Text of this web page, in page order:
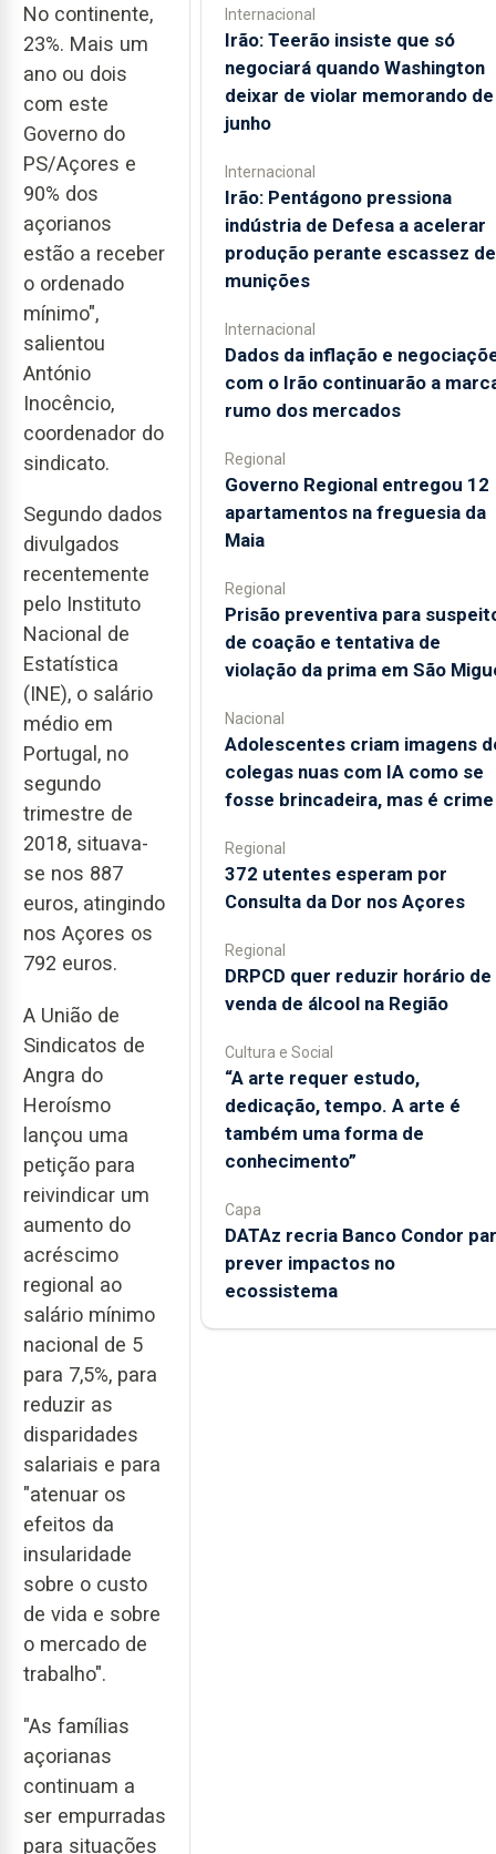
No continente,
23%. Mais um
ano ou dois
com este
Governo do
PS/Açores e
90% dos
açorianos
estão a receber
o ordenado
mínimo",
salientou
António
Inocêncio,
coordenador do
sindicato.
Segundo dados
divulgados
recentemente
pelo Instituto
Nacional de
Estatística
(INE), o salário
médio em
Portugal, no
segundo
trimestre de
2018, situava-
se nos 887
euros, atingindo
nos Açores os
792 euros.
A União de
Sindicatos de
Angra do
Heroísmo
lançou uma
petição para
reivindicar um
aumento do
acréscimo
regional ao
salário mínimo
nacional de 5
para 7,5%, para
reduzir as
disparidades
salariais e para
"atenuar os
efeitos da
insularidade
sobre o custo
de vida e sobre
o mercado de
trabalho".
"As famílias
açorianas
continuam a
ser empurradas
para situações
Internacional
Irão: Teerão insiste que só
negociará quando Washington
deixar de violar memorando de
junho
Internacional
Irão: Pentágono pressiona
indústria de Defesa a acelerar
produção perante escassez de
munições
Internacional
Dados da inflação e
com o Irão continuarão a
rumo dos mercados
Regional
Governo Regional entregou 12
apartamentos na freguesia da
Maia
Regional
Prisão preventiva para
de coação e tentativa de
violação da prima em São
Nacional
Adolescentes criam imagens
colegas nuas com IA como se
fosse brincadeira, mas é crime
Regional
372 utentes esperam por
Consulta da Dor nos Açores
Regional
DRPCD quer reduzir horário de
venda de álcool na Região
Cultura e Social
“A arte requer estudo,
dedicação, tempo. A arte é
também uma forma de
conhecimento”
Capa
DATAz recria Banco Condor
prever impactos no
ecossistema